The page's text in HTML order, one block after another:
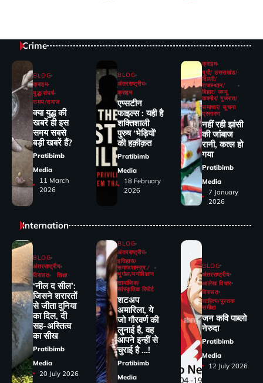
Crime
BLOG
क्राइम
युद्ध/संघर्ष
समय/समाज
क्या युद्ध की
खबरें ही इस
समय सबसे
बड़ी खबरें हैं?
Pratibimb
Media
11 March
2026
BLOG
अंतरराष्ट्रीय
क्राइम
एप्सटीन
फाइल्स : यही है
शक्तिशाली
पुरुष ‘भेड़ियों’
की हक़ीक़त
Pratibimb
Media
18 February
2026
क्राइम
यूपी/ उत्तराखंड/
दिल्ली/
राजस्थान/
बिहार/ जम्मू
कश्मीर/ गुजरात/
समाचार/ सूचना
प्रसारण
नहीं रही झांसी
की जांंबाज
रानी, कत्‍ल हो
गया
Pratibimb
Media
7 January
2026
Internation
BLOG
अंतरराष्ट्रीय
विरासत
शिक्षा
‘नील द सील’:
जिसने शरारतों
से जीता दुनिया
का दिल, दी
सह-अस्तित्व
का सीख
Pratibimb
Media
20 July 2026
BLOG
अंतरराष्ट्रीय
इतिहास/
समाजशास्त्र /
भूगोल/मनोविज्ञान
सामाजिक/
सांस्कृतिक रिपोर्ट
शटअप
अमारिला, ये
जो गौरवर्ण की
लुनाई है, वह
आपने इन्हीं से
चुराई है …!
Pratibimb
Media
BLOG
अंतरराष्ट्रीय
आलेख विचार
विरासत
साहित्य/पुस्तक
समीक्षा
जन कवि पाब्लो
नेरुदा
Pratibimb
Media
12 July 2026